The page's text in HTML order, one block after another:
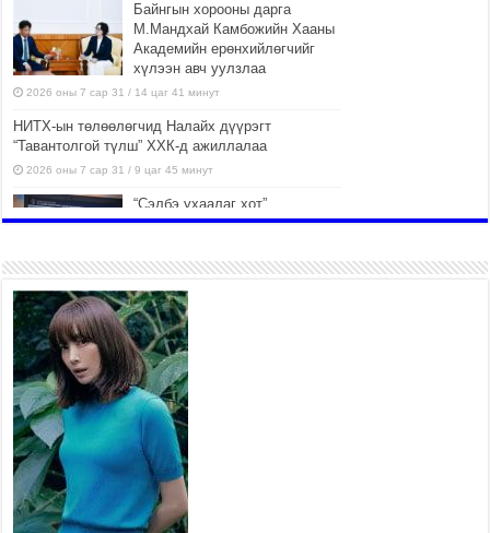
Байнгын хорооны дарга
М.Мандхай Камбожийн Хааны
Академийн ерөнхийлөгчийг
хүлээн авч уулзлаа
2026 оны 7 сар 31 / 14 цаг 41 минут
НИТХ-ын төлөөлөгчид Налайх дүүрэгт
“Тавантолгой түлш” ХХК-д ажиллалаа
2026 оны 7 сар 31 / 9 цаг 45 минут
“Сэлбэ ухаалаг хот”
ашиглалтад орсноор
сууцны хангамжийн жилийн
2026 оны 7 сар 31 / 9 цаг 23 минут
Г.Жаргалсайхан: Энэ өвөл 400-
430 мянган тонн шахмал түлш
хэрэглэнэ
2026 оны 7 сар 30 / 15 цаг 35 минут
Нийслэлийн засаг даргын
нэгдүгээр орлогч Б.Мөнхбат
Денвер хот дахь Монгол
улсын өргөмжит консул
Ж.Вагенландертай уулзлаа